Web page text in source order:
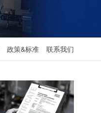
政策&标准 联系我们